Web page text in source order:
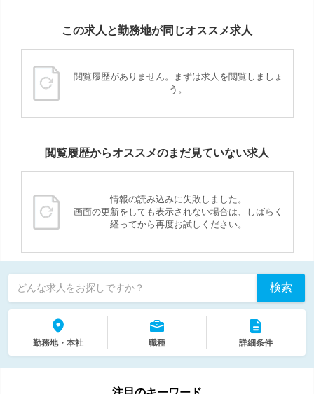
この求人と勤務地が同じオススメ求人
閲覧履歴がありません。まずは求人を閲覧しましょ
う。
閲覧履歴からオススメのまだ見ていない求人
情報の読み込みに失敗しました。
画面の更新をしても表示されない場合は、しばらく
経ってから再度お試しください。
どんな求人をお探しですか？ 検索
勤務地・本社 職種 詳細条件